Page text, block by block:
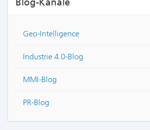
Geo-Intelligence
Industrie 4.0-Blog
MMI-Blog
PR-Blog